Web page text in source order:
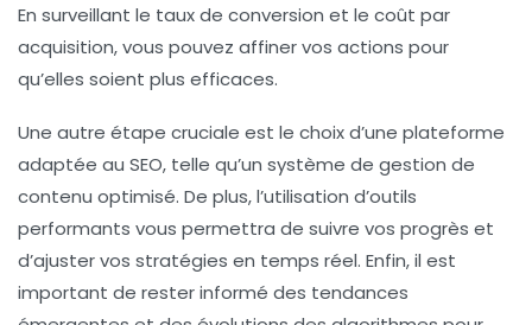
En surveillant le taux de conversion et le coût par
acquisition, vous pouvez affiner vos actions pour
qu’elles soient plus efficaces.
Une autre étape cruciale est le choix d’une plateforme
adaptée au SEO, telle qu’un système de gestion de
contenu optimisé. De plus, l’utilisation d’outils
performants vous permettra de suivre vos progrès et
d’ajuster vos stratégies en temps réel. Enfin, il est
important de rester informé des tendances